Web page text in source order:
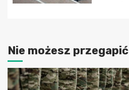
Nie możesz przegapić